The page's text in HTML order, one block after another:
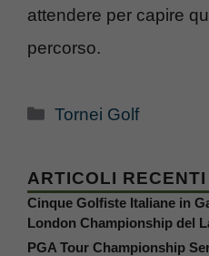
attendere per capire
percorso.
Categorie
Tornei Golf
ARTICOLI RECENTI
Cinque Golfiste Italiane in
London Championship del
PGA Tour Championship